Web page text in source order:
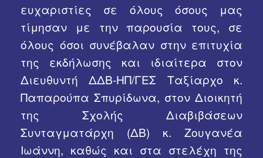
ευχαριστίες σε όλους όσους μας
τίμησαν με την παρουσία τους, σε
όλους όσοι συνέβαλαν στην επιτυχία
της εκδήλωσης και ιδιαίτερα στον
Διευθυντή ΔΔΒ-ΗΠ/ΓΕΣ Ταξίαρχο κ.
Παπαρούπα Σπυρίδωνα, στον Διοικητή
της Σχολής Διαβιβάσεων
Συνταγματάρχη (ΔΒ) κ. Ζουγανέα
Ιωάννη, καθώς και στα στελέχη της